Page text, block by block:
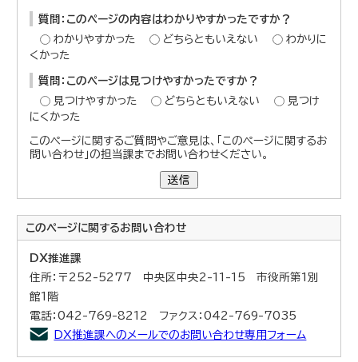
質問：このページの内容はわかりやすかったですか？
わかりやすかった
どちらともいえない
わかりに
くかった
質問：このページは見つけやすかったですか？
見つけやすかった
どちらともいえない
見つけ
にくかった
このページに関するご質問やご意見は、「このページに関するお
問い合わせ」の担当課までお問い合わせください。
送信
このページに関するお問い合わせ
DX推進課
住所：〒252-5277 中央区中央2-11-15 市役所第1別
館1階
電話：042-769-8212 ファクス：042-769-7035
DX推進課へのメールでのお問い合わせ専用フォーム